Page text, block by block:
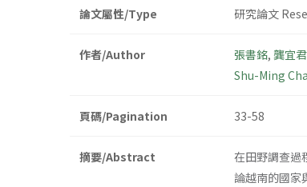
論文屬性/Type 研究論文
作者/Author 張書銘, 龔宜君
Shu-Ming
頁碼/Pagination 33-58
摘要/Abstract
在田野調查過
論越南的國家